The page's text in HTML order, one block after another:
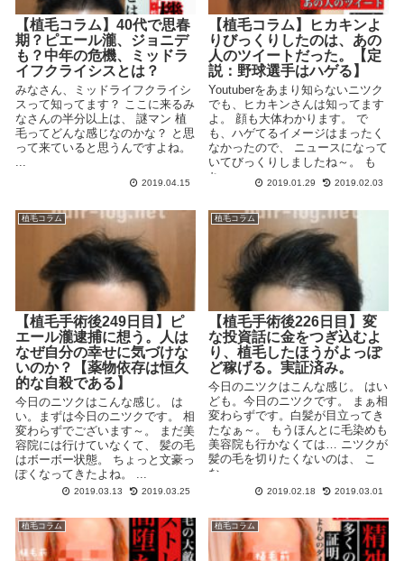
【植毛コラム】40代で思春
期？ピエール瀧、ジョニデ
も？中年の危機、ミッドラ
イフクライシスとは？
みなさん、ミッドライフクライシ
スって知ってます？ ここに来るみ
なさんの半分以上は、 謎マン 植
毛ってどんな感じなのかな？ と思
って来ていると思うんですよね。
2019.04.15
【植毛コラム】ヒカキンよ
りびっくりしたのは、あの
人のツイートだった。【定
説：野球選手はハゲる】
Youtuberをあまり知らないニツク
でも、ヒカキンさんは知ってます
よ。 顔も大体わかります。 で
も、ハゲてるイメージはまったく
なかったので、 ニュースになって
いてびっくりしましたね～。 も
ち...
2019.01.29 2019.02.03
植毛コラム
【植毛手術後249日目】ピ
エール瀧逮捕に想う。人は
なぜ自分の幸せに気づけな
いのか？【薬物依存は恒久
的な自殺である】
今日のニツクはこんな感じ。 は
い。まずは今日のニツクです。 相
変わらずでございます～。 まだ美
容院には行けていなくて、 髪の毛
はボーボー状態。 ちょっと文豪っ
ぽくなってきたよね。 ...
2019.03.13 2019.03.25
植毛コラム
【植毛手術後226日目】変
な投資話に金をつぎ込むよ
り、植毛したほうがよっぽ
ど稼げる。実証済み。
今日のニツクはこんな感じ。 はい
ども。今日のニツクです。 まぁ相
変わらずです。白髪が目立ってき
たなぁ～。 もうほんとに毛染めも
美容院も行かなくては… ニツクが
髪の毛を切りたくないのは、 こ
な...
2019.02.18 2019.03.01
植毛コラム 植毛コラム